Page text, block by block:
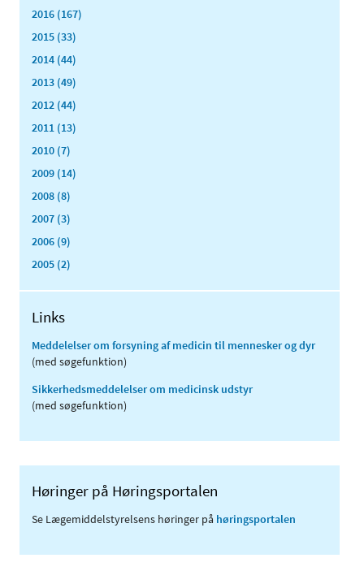
2016 (167)
2015 (33)
2014 (44)
2013 (49)
2012 (44)
2011 (13)
2010 (7)
2009 (14)
2008 (8)
2007 (3)
2006 (9)
2005 (2)
Links
Meddelelser om forsyning af medicin til mennesker og dyr
(med søgefunktion)
Sikkerhedsmeddelelser om medicinsk udstyr
(med søgefunktion)
Høringer på Høringsportalen
Se Lægemiddelstyrelsens høringer på høringsportalen